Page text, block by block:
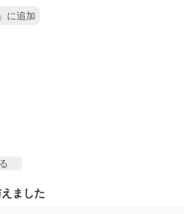
に追加
ました